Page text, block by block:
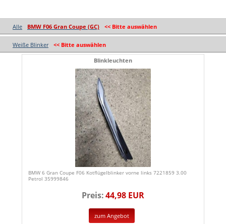
Alle BMW F06 Gran Coupe (GC) << Bitte auswählen
Weiße Blinker << Bitte auswählen
Blinkleuchten
BMW 6 Gran Coupe F06 Kotflügelblinker vorne links 7221859 3.00
Petrol 35999846
Preis:44,98 EUR
zum Angebot